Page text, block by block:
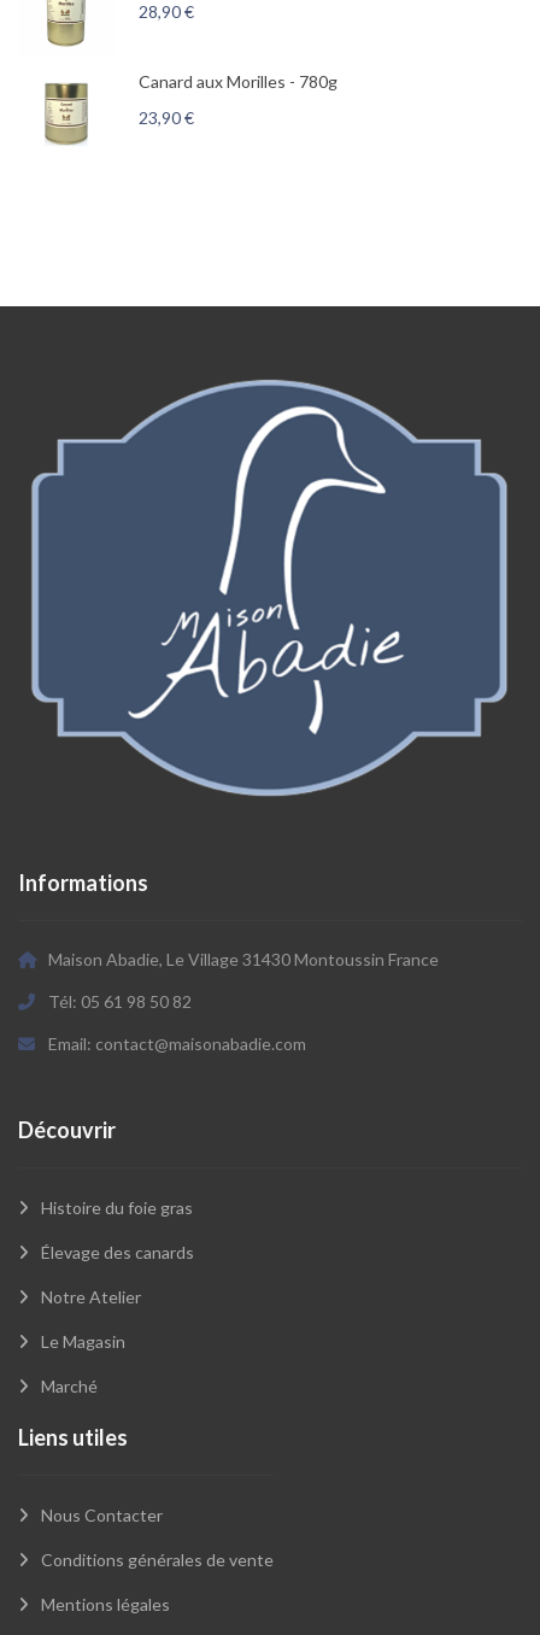
28,90€
Canard aux Morilles - 780g
23,90€
Informations
Maison Abadie, Le Village 31430 Montoussin France
Tél: 05 61 98 50 82
Email: contact@maisonabadie.com
Découvrir
Histoire du foie gras
Élevage des canards
Notre Atelier
Le Magasin
Marché
Liens utiles
Nous Contacter
Conditions générales de vente
Mentions légales